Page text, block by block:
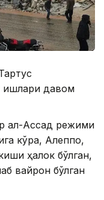
ишлари давом
ал-Ассад режими
кўра, Алеппо,
ҳалок бўлган,
вайрон бўлган